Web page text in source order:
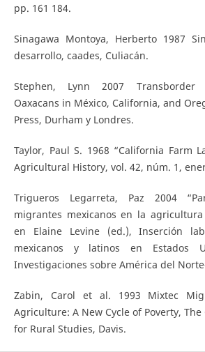
pp. 161 184.
Sinagawa Montoya, Herberto 1987
desarrollo, caades, Culiacán.
Stephen, Lynn 2007 Transborder
Oaxacans in México, California, and
Press, Durham y Londres.
Taylor, Paul S. 1968 “California Farm
Agricultural History, vol. 42, núm. 1,
Trigueros Legarreta, Paz 2004
migrantes mexicanos en la
en Elaine Levine (ed.), Inserción
mexicanos y latinos en Estados
Investigaciones sobre América del
Zabin, Carol et al. 1993 Mixtec
Agriculture: A New Cycle of Poverty,
for Rural Studies, Davis.